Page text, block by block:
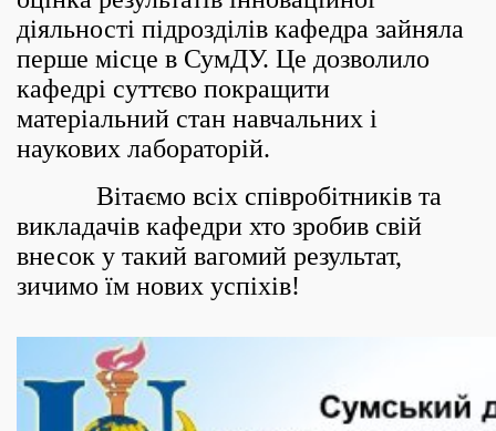
діяльності підрозділів кафедра зайняла
перше місце в СумДУ. Це дозволило
кафедрі суттєво покращити
матеріальний стан навчальних і
наукових лабораторій.
Вітаємо всіх співробітників та
викладачів кафедри хто зробив свій
внесок у такий вагомий результат,
зичимо їм нових успіхів!